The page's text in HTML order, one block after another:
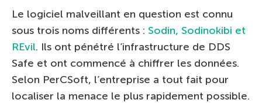
Le logiciel malveillant en question est connu
sous trois noms différents : Sodin, Sodinokibi et
REvil. Ils ont pénétré l’infrastructure de DDS
Safe et ont commencé à chiffrer les données.
Selon PerCSoft, l’entreprise a tout fait pour
localiser la menace le plus rapidement possible.